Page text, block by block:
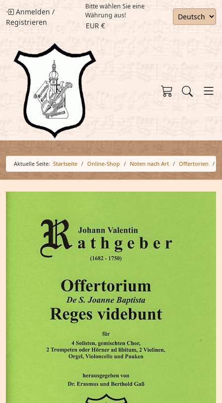
Anmelden /
Registrieren
Bitte wählen Sie eine
Währung aus!
EUR €
Aktuelle Seite: Startseite Online-Shop Noten nach Art Offertorien